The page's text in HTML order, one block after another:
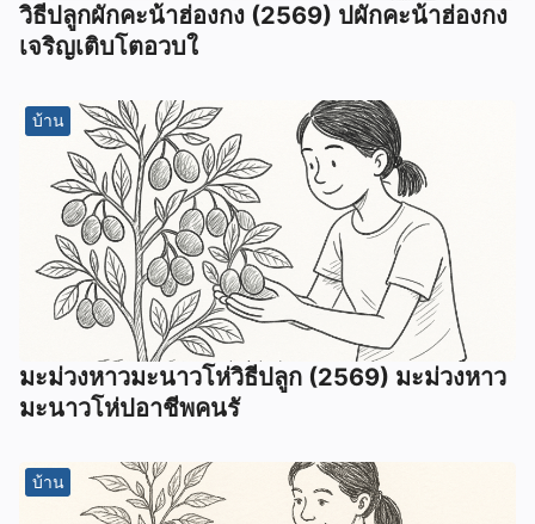
วิธีปลูกผักคะน้าฮ่องกง (2569) ปผักคะน้าฮ่องกง
เจริญเติบโตอวบใ
บ้าน
มะม่วงหาวมะนาวโห่วิธีปลูก (2569) มะม่วงหาว
มะนาวโห่ปอาชีพคนรั
บ้าน